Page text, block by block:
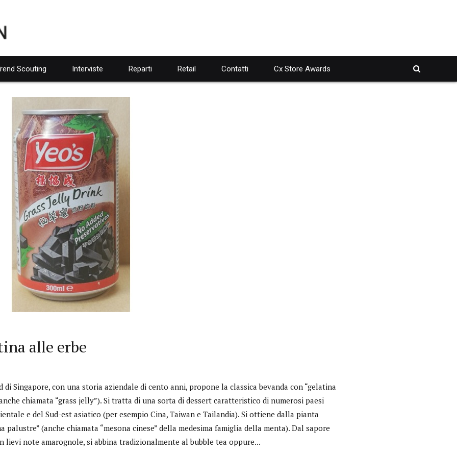
Scouting Interviste Reparti Retail Contatti Cx Store Awards
alle erbe
di Singapore, con una storia aziendale di cento anni, propone la classica bevanda con “gelatina
chiamata “grass jelly”). Si tratta di una sorta di dessert caratteristico di numerosi paesi
e del Sud-est asiatico (per esempio Cina, Taiwan e Tailandia). Si ottiene dalla pianta
palustre” (anche chiamata “mesona cinese” della medesima famiglia della menta). Dal sapore
lievi note amarognole, si abbina tradizionalmente al bubble tea oppure...